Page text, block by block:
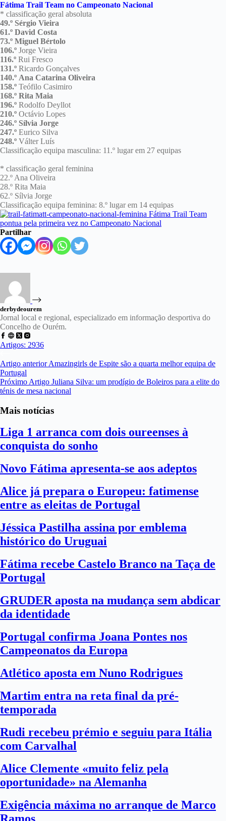
Fátima Trail Team no Campeonato Nacional
* classificação geral absoluta
49.º Sérgio Vieira
61.º David Costa
73.º Miguel Bértolo
106.º Jorge Vieira
116.º Rui Fresco
131.º Ricardo Gonçalves
140.º Ana Catarina Oliveira
158.º Teófilo Casimiro
168.º Rita Maia
196.º Rodolfo Deyllot
210.º Octávio Lopes
246.º Sílvia Jorge
247.º Eurico Silva
248.º Válter Luís
Classificação equipa masculina: 11.º lugar em 27 equipas
* classificação geral feminina
22.º Ana Oliveira
28.º Rita Maia
62.º Sílvia Jorge
Classificação equipa feminina: 8.º lugar em 14 equipas
Partilhar
derbydeourem
Jornal local e regional, especializado em informação desportiva do
Concelho de Ourém.
Artigos: 2936
Artigo anteriorAmazingirls de Espite são a quarta melhor equipa de
Portugal
Próximo Artigo Juliana Silva: um prodígio de Boleiros para a elite do
ténis de mesa nacional
Mais notícias
Liga 1 arranca com dois oureenses à
conquista do sonho
Novo Fátima apresenta-se aos adeptos
Alice já prepara o Europeu: fatimense
entre as eleitas de Portugal
Jéssica Pastilha assina por emblema
histórico do Uruguai
Fátima recebe Castelo Branco na Taça de
Portugal
GRUDER aposta na mudança sem abdicar
da identidade
Portugal confirma Joana Pontes nos
Campeonatos da Europa
Atlético aposta em Nuno Rodrigues
Martim entra na reta final da pré-
temporada
Rudi recebeu prémio e seguiu para Itália
com Carvalhal
Alice Clemente «muito feliz pela
oportunidade» na Alemanha
Exigência máxima no arranque de Marco